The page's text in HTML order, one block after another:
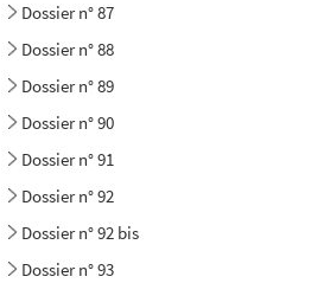
Dossier n° 87
Dossier n° 88
Dossier n° 89
Dossier n° 90
Dossier n° 91
Dossier n° 92
Dossier n° 92 bis
Dossier n° 93